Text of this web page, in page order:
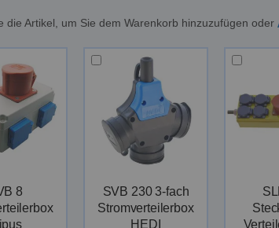
die Artikel, um Sie dem Warenkorb hinzuzufügen oder
8
SVB 230 3-fach
Stromverteilerbox
HEDI